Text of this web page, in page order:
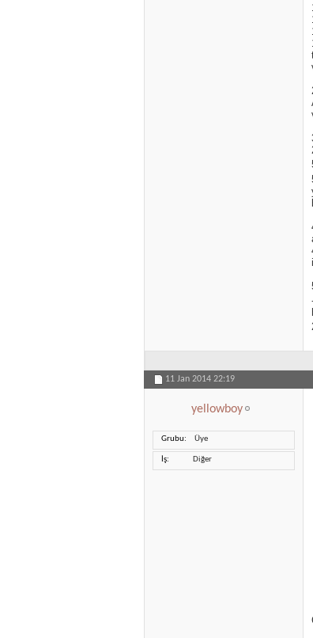
11 Jan 2014 22:19
yellowboy
Grubu Üye
İş Diğer